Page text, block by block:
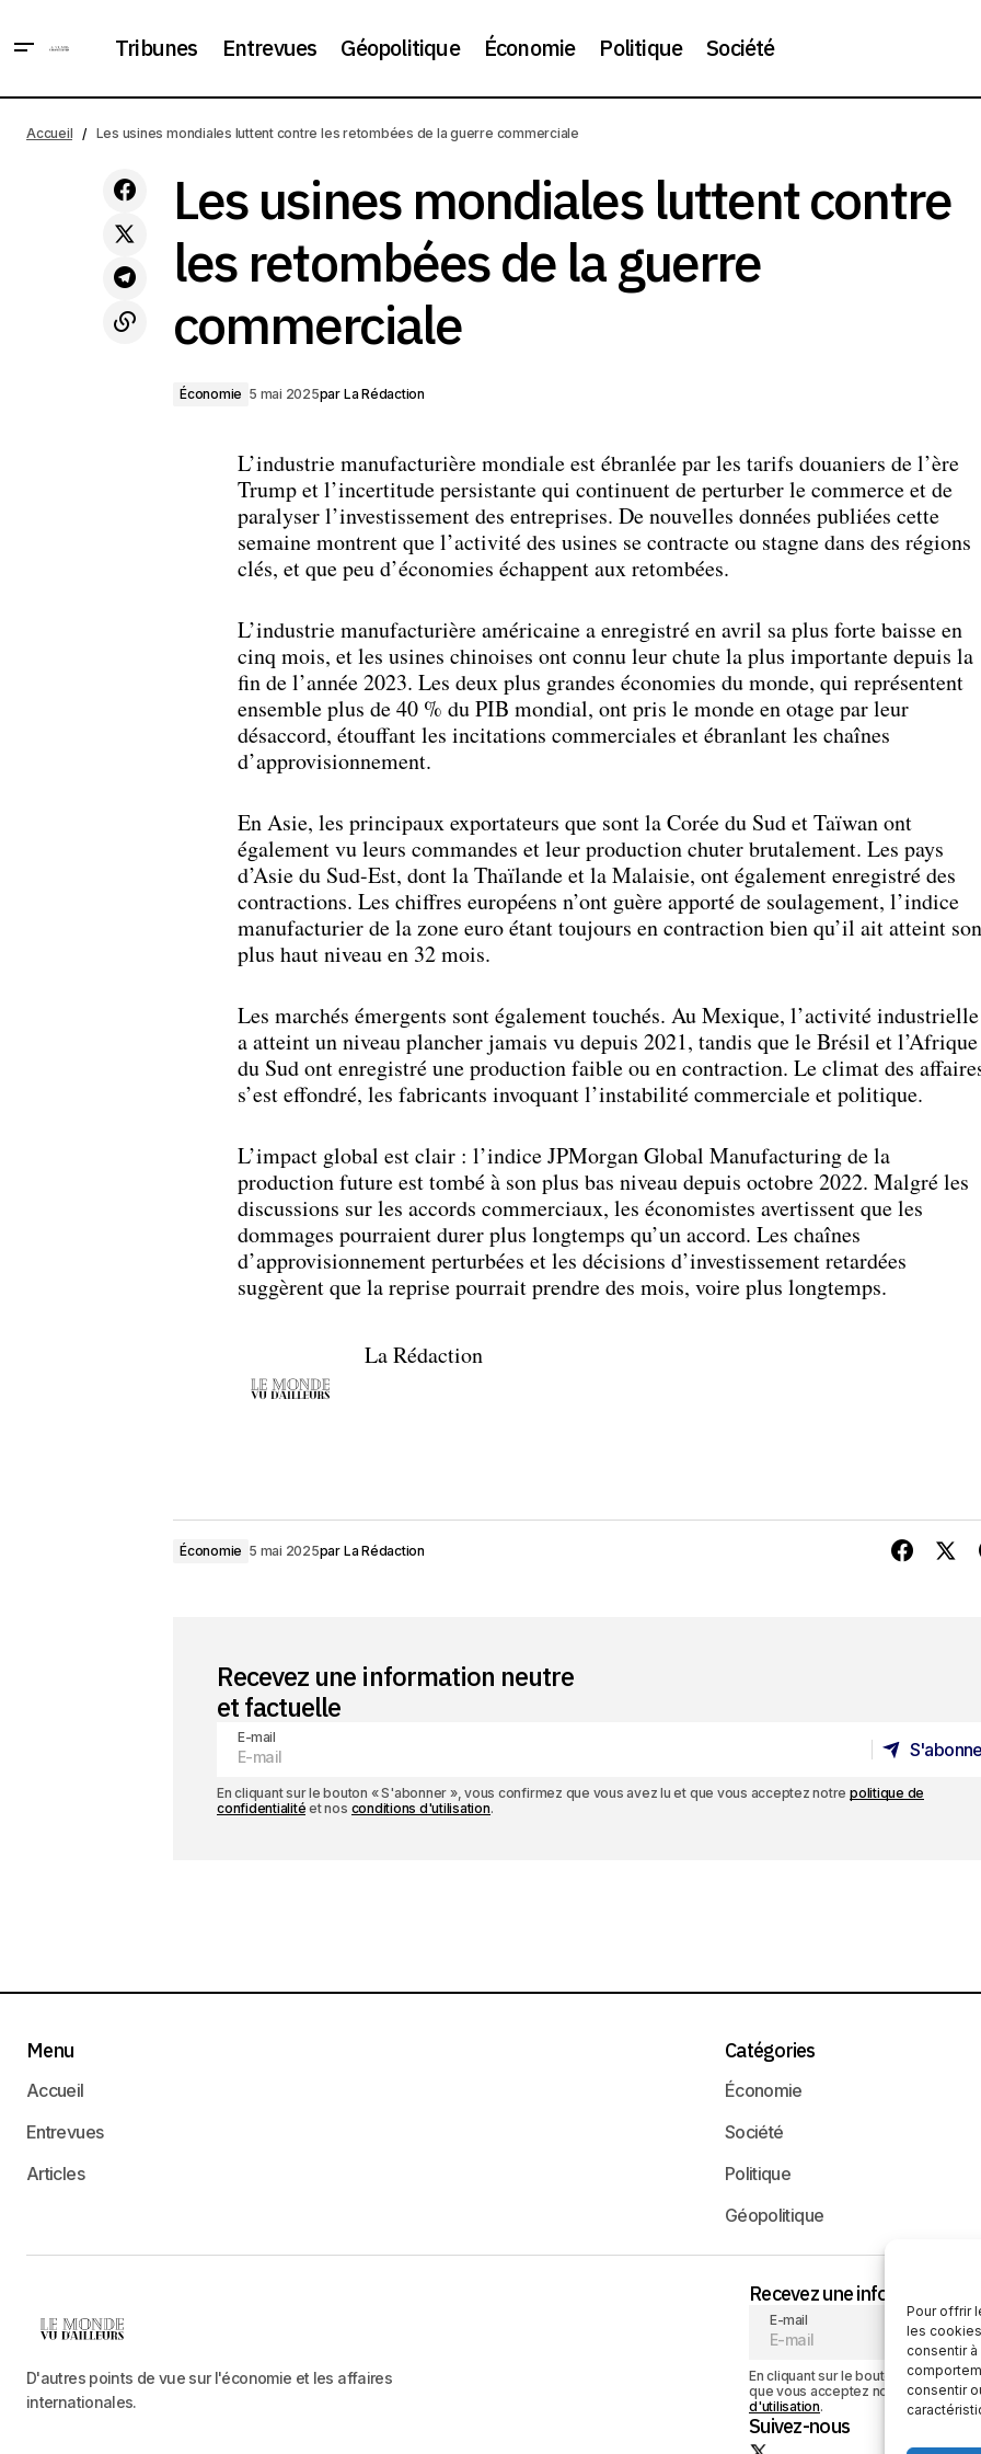
Pour offrir
les
consentir
consentir
Tribunes Entrevues Géopolitique Économie Politique Société
déposé un recours contre la décision
de la reconnaître comme parti
Économie Les usines mondiales luttent contre les retombées de la
Accueil Les usines mondiales luttent contre les retombées de la guerre commerciale
Les usines mondiales luttent contre
les retombées de la guerre
commerciale
Économie 5 mai 2025par La Rédaction
L’industrie manufacturière mondiale est ébranlée par les tarifs douaniers de l’ère
Trump et l’incertitude persistante qui continuent de perturber le commerce et de
paralyser l’investissement des entreprises. De nouvelles données publiées cette
semaine montrent que l’activité des usines se contracte ou stagne dans des régions
clés, et que peu d’économies échappent aux retombées.
L’industrie manufacturière américaine a enregistré en avril sa plus forte baisse en
cinq mois, et les usines chinoises ont connu leur chute la plus importante depuis la
fin de l’année 2023. Les deux plus grandes économies du monde, qui représentent
ensemble plus de 40 % du PIB mondial, ont pris le monde en otage par leur
désaccord, étouffant les incitations commerciales et ébranlant les chaînes
d’approvisionnement.
En Asie, les principaux exportateurs que sont la Corée du Sud et Taïwan ont
également vu leurs commandes et leur production chuter brutalement. Les pays
d’Asie du Sud-Est, dont la Thaïlande et la Malaisie, ont également enregistré des
contractions. Les chiffres européens n’ont guère apporté de soulagement, l’indice
manufacturier de la zone euro étant toujours en contraction bien qu’il ait atteint son
plus haut niveau en 32 mois.
Les marchés émergents sont également touchés. Au Mexique, l’activité industrielle
a atteint un niveau plancher jamais vu depuis 2021, tandis que le Brésil et l’Afrique
du Sud ont enregistré une production faible ou en contraction. Le climat des
s’est effondré, les fabricants invoquant l’instabilité commerciale et politique.
L’impact global est clair : l’indice JPMorgan Global Manufacturing de la
production future est tombé à son plus bas niveau depuis octobre 2022. Malgré les
discussions sur les accords commerciaux, les économistes avertissent que les
dommages pourraient durer plus longtemps qu’un accord. Les chaînes
d’approvisionnement perturbées et les décisions d’investissement retardées
suggèrent que la reprise pourrait prendre des mois, voire plus longtemps.
La Rédaction
Économie 5 mai 2025par La Rédaction
Recevez une information neutre
et factuelle
E-mail
En cliquant sur le bouton « S'abonner », vous confirmez que vous avez lu et que vous acceptez notrepolitique de
confidentialité et nos conditions d'utilisation.
D'autres points de vue sur l'économie et les affaires
internationales.
Menu
Accueil
Entrevues
Articles
Catégories
Économie
Société
Politique
Géopolitique
Recevez une information
E-mail
En cliquant sur le bouton «
que vous acceptez notrepolitique
d'utilisation.
Suivez-nous